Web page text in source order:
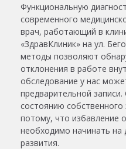
Функциональную
современного
врач, работающий в
«ЗдравКлиник» на ул.
методы позволяют
отклонения в работе
обследование у нас
предварительной
состоянию
потому, что избавление
необходимо начинать на
развития.